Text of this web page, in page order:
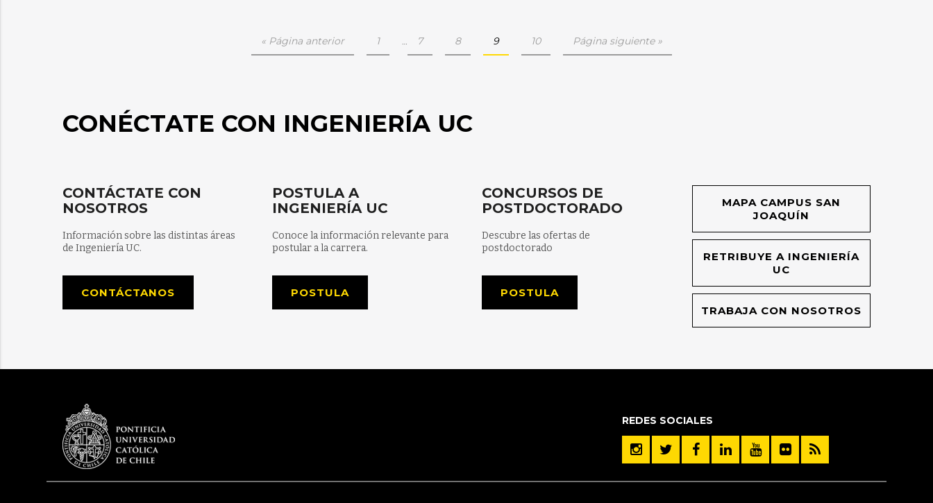
« Página anterior 1 … 7 8 9 10 Página siguiente »
CONÉCTATE CON INGENIERÍA UC
CONTÁCTATE CON
NOSOTROS
Información sobre las distintas áreas
de Ingeniería UC.
CONTÁCTANOS
POSTULA A
INGENIERÍA UC
Conoce la información relevante para
postular a la carrera.
POSTULA
CONCURSOS DE
POSTDOCTORADO
Descubre las ofertas de
postdoctorado
POSTULA
MAPA CAMPUS SAN
JOAQUÍN
RETRIBUYE A INGENIERÍA
UC
TRABAJA CON NOSOTROS
REDES SOCIALES